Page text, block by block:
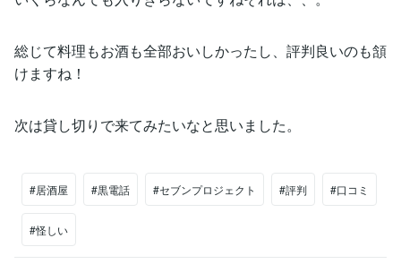
総じて料理もお酒も全部おいしかったし、評判良いのも頷
けますね！
次は貸し切りで来てみたいなと思いました。
#居酒屋 #黒電話 #セブンプロジェクト #評判 #口コミ
#怪しい